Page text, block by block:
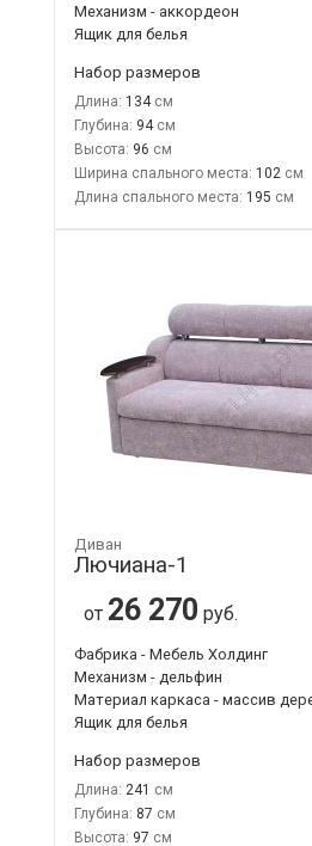
Механизм - аккордеон
Ящик для белья
Набор размеров
Длина: 134
Глубина: 94
Высота: 96
Ширина спального места: 102
Длина спального места: 195
Диван
Лючиана-1
от 26 270 руб.
Фабрика - Мебель Холдинг
Механизм - дельфин
Материал каркаса - массив
Ящик для белья
Набор размеров
Длина: 241
Глубина: 87
Высота: 97